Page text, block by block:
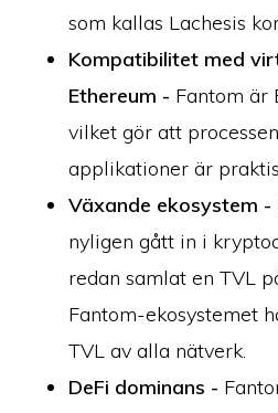
som kallas Lachesis
Kompatibilitet med
Ethereum - Fantom är
vilket gör att
applikationer är
Växande ekosystem -
nyligen gått in i
redan samlat en TVL
Fantom-ekosystemet
TVL av alla nätverk.
DeFi dominans -
Copyright © 2026 Brilliant British Ltd
Kickoff
Företagsnummer
Adress: 2nd Floor 167-169
Innehållet är avsett för
Tidigare resultat är inte vägledande för
kryptovalutor är
Kryptovaluta regleras inte av den
omfattas inte av skydd enligt UK
eller av den brittiska
kryptovalutor är förenade med risker och
förlora en del av eller hela värdet.
vinster från försäljning
HEM OM